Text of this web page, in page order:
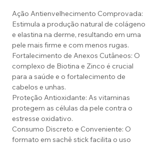
Ação Antienvelhecimento Comprovada:
Estimula a produção natural de colágeno
e elastina na derme, resultando em uma
pele mais firme e com menos rugas.
Fortalecimento de Anexos Cutâneos: O
complexo de Biotina e Zinco é crucial
para a saúde e o fortalecimento de
cabelos e unhas.
Proteção Antioxidante: As vitaminas
protegem as células da pele contra o
estresse oxidativo.
Consumo Discreto e Conveniente: O
formato em sachê stick facilita o uso